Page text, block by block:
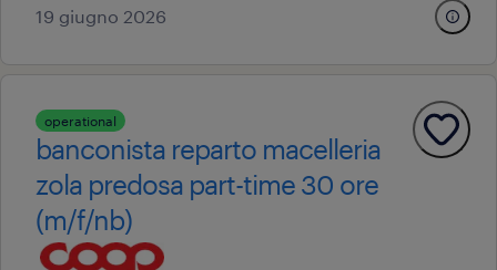
19 giugno 2026
operational
banconista reparto macelleria
zola predosa part-time 30 ore
(m/f/nb)